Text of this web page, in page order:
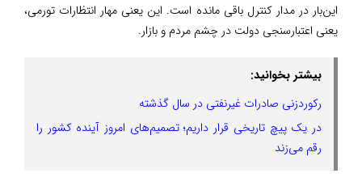
این‌بار در مدار کنترل باقی مانده است. این یعنی مهار انتظارات تورمی،
یعنی اعتبارسنجی دولت در چشم مردم و بازار.
بیشتر بخوانید:
رکوردزنی صادرات غیرنفتی در سال گذشته
در یک پیچ تاریخی قرار داریم؛ تصمیم‌های امروز آینده کشور را
رقم می‌زند